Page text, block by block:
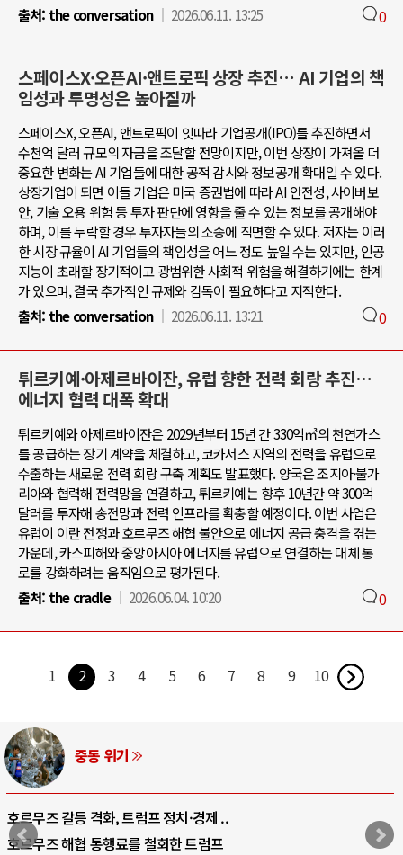
출처: the conversation 2026.06.11. 13:25 0
스페이스X·오픈AI·앤트로픽 상장 추진… AI 기업의 책
임성과 투명성은 높아질까
스페이스X, 오픈AI, 앤트로픽이 잇따라 기업공개(IPO)를 추진하면서
수천억 달러 규모의 자금을 조달할 전망이지만, 이번 상장이 가져올 더
중요한 변화는 AI 기업들에 대한 공적 감시와 정보공개 확대일 수 있다.
상장기업이 되면 이들 기업은 미국 증권법에 따라 AI 안전성, 사이버보
안, 기술 오용 위험 등 투자 판단에 영향을 줄 수 있는 정보를 공개해야
하며, 이를 누락할 경우 투자자들의 소송에 직면할 수 있다. 저자는 이러
한 시장 규율이 AI 기업들의 책임성을 어느 정도 높일 수는 있지만, 인공
지능이 초래할 장기적이고 광범위한 사회적 위험을 해결하기에는 한계
가 있으며, 결국 추가적인 규제와 감독이 필요하다고 지적한다.
출처: the conversation 2026.06.11. 13:21 0
튀르키예·아제르바이잔, 유럽 향한 전력 회랑 추진…
에너지 협력 대폭 확대
튀르키예와 아제르바이잔은 2029년부터 15년 간 330억㎥의 천연가스
를 공급하는 장기 계약을 체결하고, 코카서스 지역의 전력을 유럽으로
수출하는 새로운 전력 회랑 구축 계획도 발표했다. 양국은 조지아·불가
리아와 협력해 전력망을 연결하고, 튀르키예는 향후 10년간 약 300억
달러를 투자해 송전망과 전력 인프라를 확충할 예정이다. 이번 사업은
유럽이 이란 전쟁과 호르무즈 해협 불안으로 에너지 공급 충격을 겪는
가운데, 카스피해와 중앙아시아 에너지를 유럽으로 연결하는 대체 통
로를 강화하려는 움직임으로 평가된다.
출처: the cradle 2026.06.04. 10:20 0
1 2 3 4 5 6 7 8 9 10
중동 위기
호르무즈 갈등 격화, 트럼프 정치·경제 ..
호르무즈 해협 통행료를 철회한 트럼프